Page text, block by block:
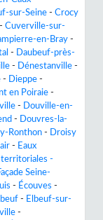
sur-Seine - Crocy
- Cuverville-sur-
en-Bray -
-
Daubeuf-près-
- Dénestanville -
- Dieppe -
en Poiraie -
-
Douville-en-
-
Douvres-la-
Ronthon -
Droisy
- Eaux
territoriales -
Seine-
- Écouves -
- Elbeuf-sur-
-